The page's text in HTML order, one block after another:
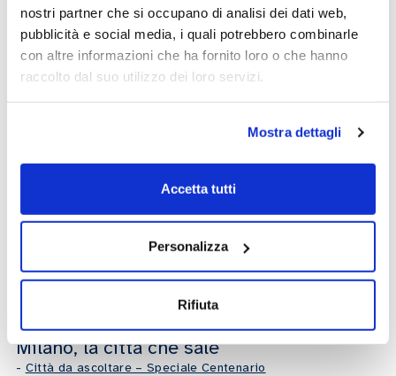
nostri partner che si occupano di analisi dei dati web,
pubblicità e social media, i quali potrebbero combinarle
con altre informazioni che ha fornito loro o che hanno
raccolto dal suo utilizzo dei loro servizi.
Mostra dettagli
Accetta tutti
Personalizza
Rifiuta
Altri Episodi
Roma, tante città e un'anima sola
Piacenza, terra di passo nel cuore della
Food Valley
Città da ascoltare – Speciale Centenario
Speaker:Edoardo Fornari
Milano, la città che sale
- Città da ascoltare – Speciale Centenario